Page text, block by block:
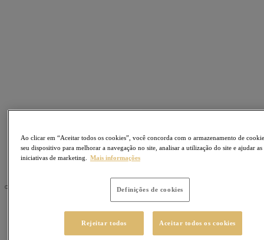
GOLD BAR Sku430269
Gold Bar Tablete ao Leite com Avelãs 300g
Ao clicar em “Aceitar todos os cookies”, você concorda com o armazenamento de
seu dispositivo para melhorar a navegação no site, analisar a utilização do site e ajudar as
iniciativas de marketing. Mais informações
Definições de cookies
Rejeitar todos Aceitar todos os cookies